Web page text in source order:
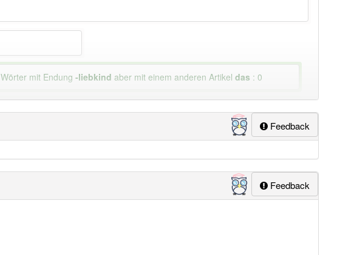
Wörter mit Endung-liebkind aber mit einem anderen Artikeldas : 0
89% unserer Spielapp-Nutzer haben den Artikel korrekt erraten.
Feedback
Feedback